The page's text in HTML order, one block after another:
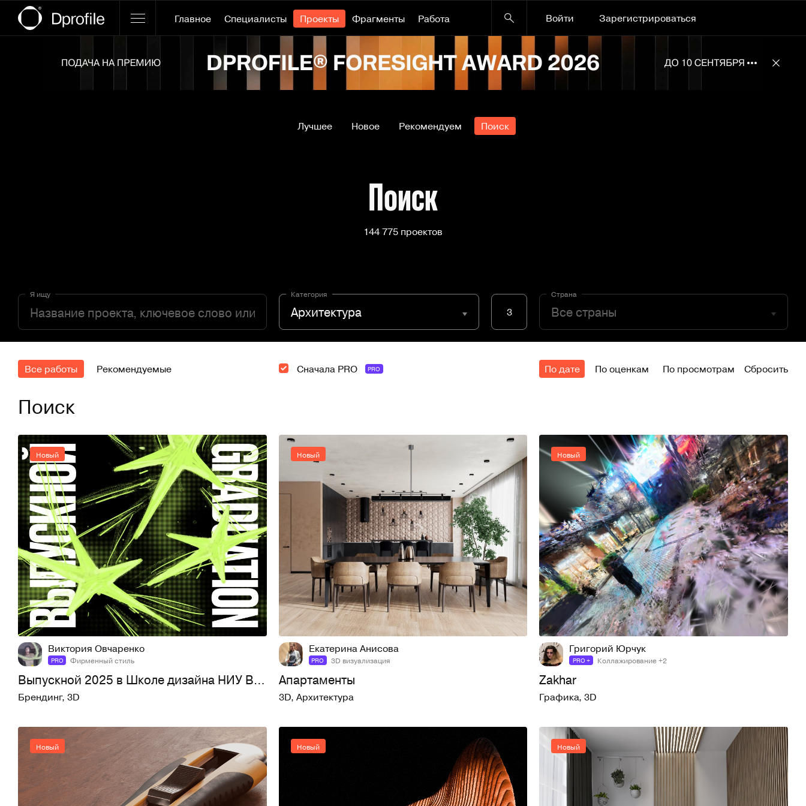
Главное Специалисты Проекты Фрагменты Работа Войти
Зарегистрироваться
Лучшее Новое Рекомендуем Поиск
Поиск
144 775 проектов
Я ищу Категория
Архитектура 3
Страна
Все работы Рекомендуемые Сначала PRO PRO По дате По оценкам По просмотрам Сбросить
Поиск
Новый
4 21
Виктория Овчаренко
PRO Фирменный стиль
Выпускной 2025 в Школе дизайна НИУ ВШЭ
Брендинг, 3D
Новый
4
Екатерина Анисова
PRO 3D визуализация
Апартаменты
3D, Архитектура
Новый
32
Григорий Юрчук
PRO + Коллажирование +2
Zakhar
Графика,3D
Новый Новый Новый